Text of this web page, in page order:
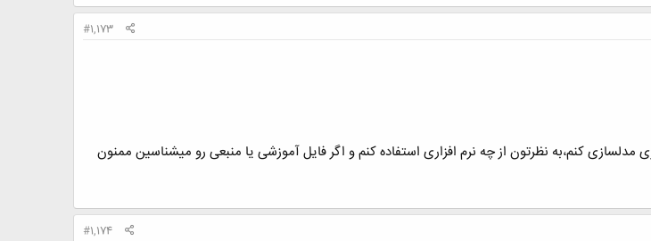
#1,173
کنم،به نظرتون از چه نرم افزاری استفاده کنم و اگر فایل آموزشی یا منبعی رو میشناسین ممنون
#1,174